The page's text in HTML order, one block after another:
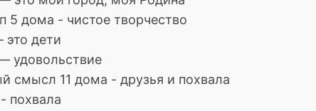
5 дома - чистое творчество
это дети
удовольствие
смысл 11 дома - друзья и похвала
похвала